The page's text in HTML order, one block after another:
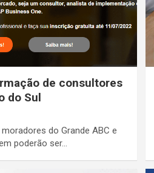
de consultores
do Sul
do Grande ABC e
poderão ser…